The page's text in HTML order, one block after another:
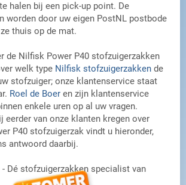
halen bij een pick-up point. De
worden door uw eigen PostNL postbode
thuis op de mat.
de Nilfisk Power P40 stofzuigerzakken
welk type Nilfisk stofzuigerzakken de
stofzuiger; onze klantenservice staat
Roel de Boer en zijn klantenservice
enkele uren op al uw vragen.
eerder van onze klanten kregen over
P40 stofzuigerzak vindt u hieronder,
antwoord daarbij.
Dé stofzuigerzakken specialist van